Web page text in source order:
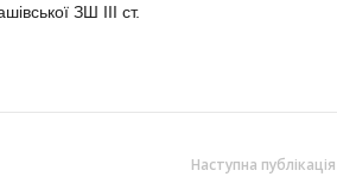
ЗШ ІІІ ст.
Наступна публікація